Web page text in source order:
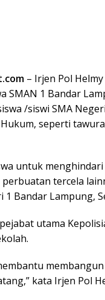
– Irjen Pol
SMAN 1 Bandar
/siswi SMA
seperti
untuk
tercela
1 Bandar Lampung,
utama
kata Irjen Pol